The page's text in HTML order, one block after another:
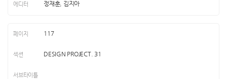
정재훈, 김지아
117
DESIGN PROJECT. 31